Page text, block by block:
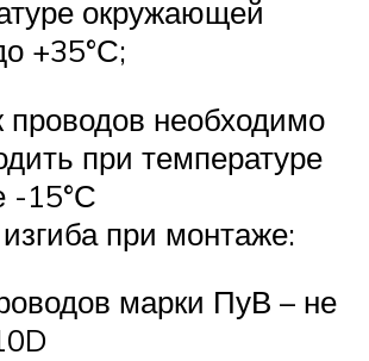
окружающей
+35°С;
необходимо
при температуре
-15°С
при монтаже:
марки ПуВ – не